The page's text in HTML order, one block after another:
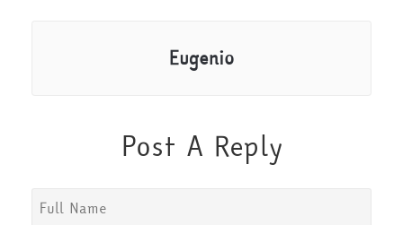
Eugenio
Post A Reply